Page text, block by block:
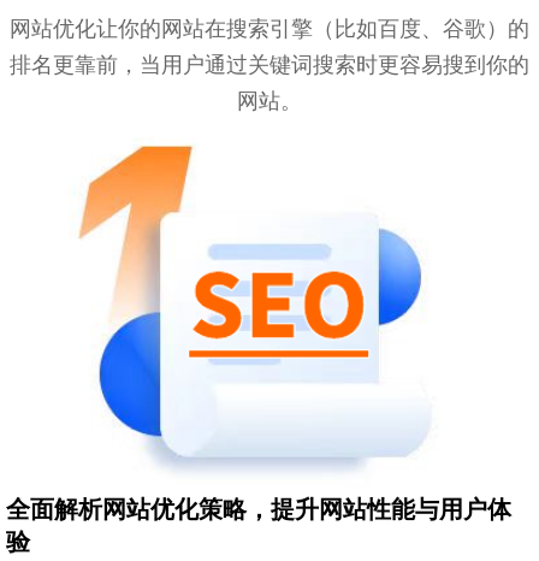
网站优化让你的网站在搜索引擎（比如百度、谷歌）的
排名更靠前，当用户通过关键词搜索时更容易搜到你的
网站。
全面解析网站优化策略，提升网站性能与用户体
验